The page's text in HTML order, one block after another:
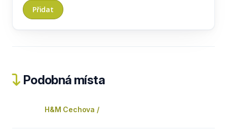
Podobná místa
H&M Cechova /